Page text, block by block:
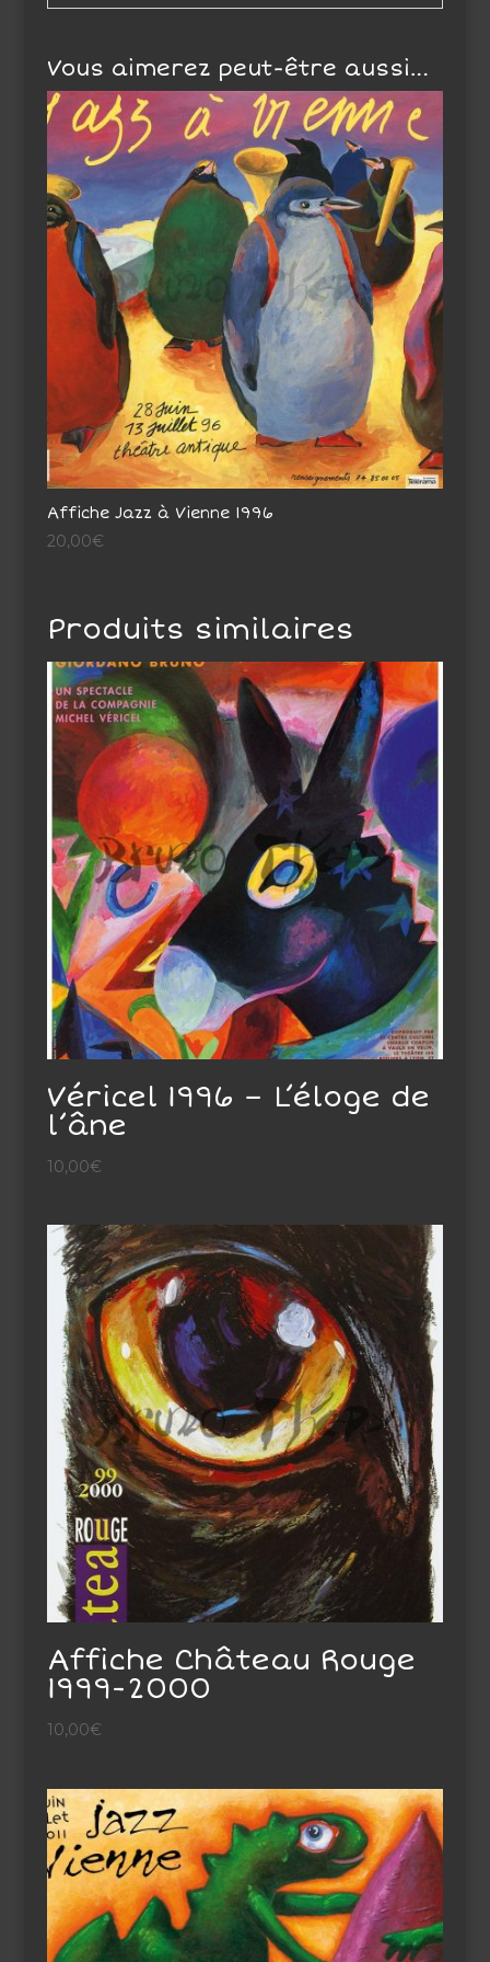
Vous aimerez peut-être aussi…
Affiche Jazz à Vienne 1996
20,00€
Produits similaires
Véricel 1996 – L’éloge de
l’âne
10,00€
Affiche Château Rouge
1999-2000
10,00€